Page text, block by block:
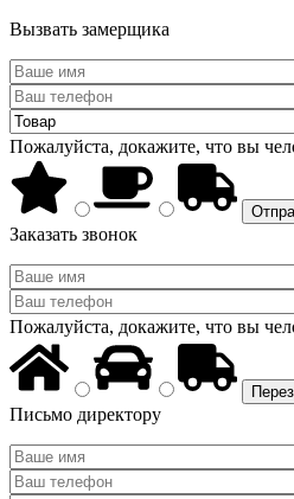
Вызвать замерщика
Пожалуйста, докажите, что вы
Заказать звонок
Пожалуйста, докажите, что вы
Письмо директору